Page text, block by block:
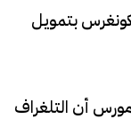
بتمويل
الخزانة عام 1844، كتب مورس أن التلغراف